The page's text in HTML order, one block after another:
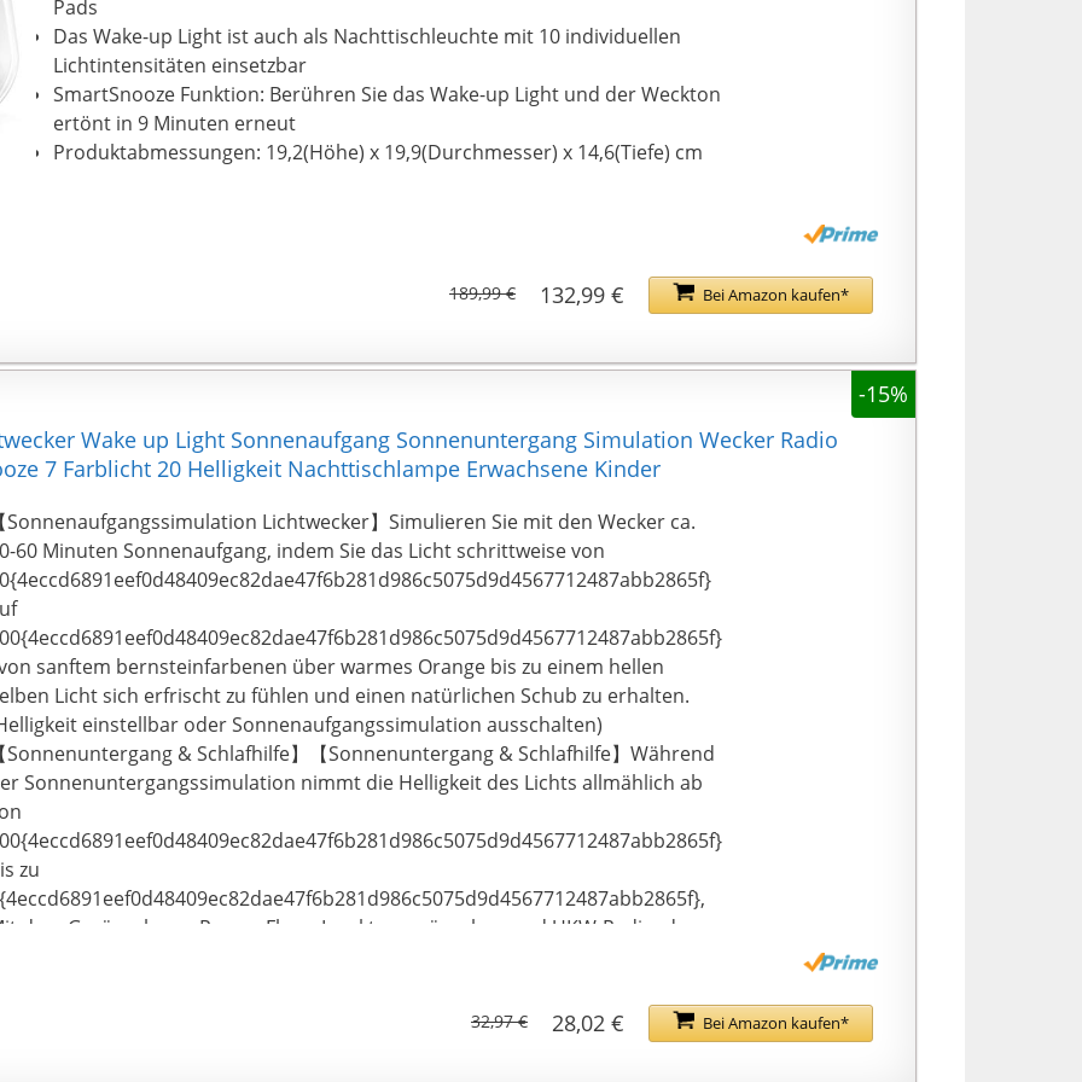
Pads
Das Wake-up Light ist auch als Nachttischleuchte mit 10 individuellen
Lichtintensitäten einsetzbar
SmartSnooze Funktion: Berühren Sie das Wake-up Light und der Weckton
ertönt in 9 Minuten erneut
Produktabmessungen: 19,2(Höhe) x 19,9(Durchmesser) x 14,6(Tiefe) cm
Bei Amazon kaufen*
132,99 €
189,99 €
-15%
Wake up Light Sonnenaufgang Sonnenuntergang Simulation Wecker Radio
7 Farblicht 20 Helligkeit Nachttischlampe Erwachsene Kinder
【Sonnenaufgangssimulation Lichtwecker】Simulieren Sie mit den Wecker ca.
60 Minuten Sonnenaufgang, indem Sie das Licht schrittweise von
sanftem bernsteinfarbenen über warmes Orange bis zu einem hellen
Licht sich erfrischt zu fühlen und einen natürlichen Schub zu erhalten.
einstellbar oder Sonnenaufgangssimulation ausschalten)
【Sonnenuntergang & Schlafhilfe】【Sonnenuntergang & Schlafhilfe】Während
Sonnenuntergangssimulation nimmt die Helligkeit des Lichts allmählich ab
zu
dem Geräusch von Regen, Fluss, Insektengeräuschen und UKW-Radio, das
【Doppelwecker & Snooze-Funktion】: The Wake up Licht unterstützt 2 Alarme,
Alarm 1 für die Woche, Alarm 2 für das Wochenende. Oder Alarm 1 für Sie, Alarm
Bei Amazon kaufen*
28,02 €
32,97 €